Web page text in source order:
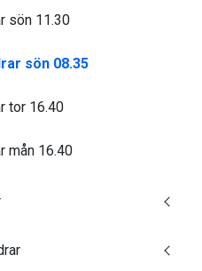
sön 11.30
sön 08.35
tor 16.40
mån 16.40